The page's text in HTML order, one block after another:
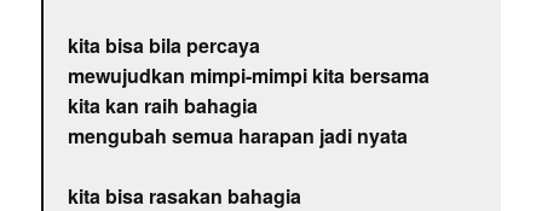
kita bisa bila percaya
mewujudkan mimpi-mimpi kita bersama
kita kan raih bahagia
mengubah semua harapan jadi nyata
kita bisa rasakan bahagia